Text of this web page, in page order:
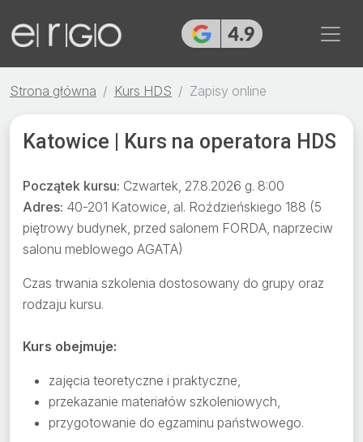
Strona główna Kurs HDS Zapisy online
Katowice | Kurs na operatora HDS
Początek kursu: Czwartek, 27.8.2026 g. 8:00
Adres: 40-201 Katowice, al. Roździeńskiego 188 (5
piętrowy budynek, przed salonem FORDA, naprzeciw
salonu meblowego AGATA)
Czas trwania szkolenia dostosowany do grupy oraz
rodzaju kursu.
Kurs obejmuje:
zajęcia teoretyczne i praktyczne,
przekazanie materiałów szkoleniowych,
przygotowanie do egzaminu państwowego.